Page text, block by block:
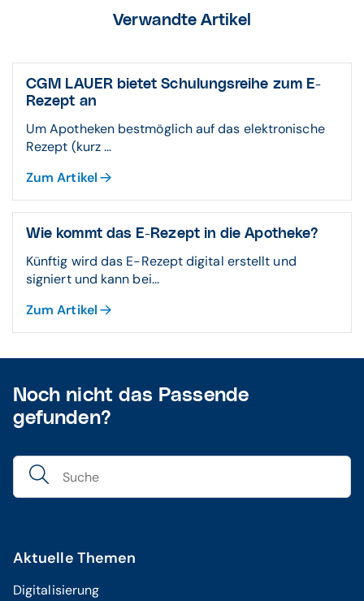
Verwandte Artikel
CGM LAUER bietet Schulungsreihe zum E-
Rezept an
Um Apotheken bestmöglich auf das elektronische
Rezept (kurz ...
Zum Artikel
Wie kommt das E-Rezept in die Apotheke?
Künftig wird das E-Rezept digital erstellt und
signiert und kann bei...
Zum Artikel
Noch nicht das Passende
gefunden?
Aktuelle Themen
Digitalisierung